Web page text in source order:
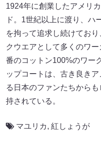
1924年に創業したアメリ
ド。1世紀以上に渡り、ハ
を拘って追求し続けてお
クウエアとして多くのワ
番のコットン100%のワー
ップコートは、古き良き
る日本のファンたちから
持されている。
マユリカ, 紅しょうが